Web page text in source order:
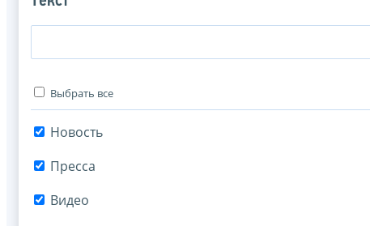
Выбрать все
Новость
Пресса
Видео